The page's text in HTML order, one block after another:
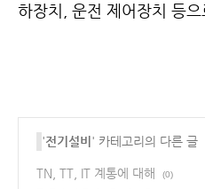
하장치, 운전 제어장치 등
'전기설비 ' 카테고리의 다른 글
TN, TT, IT 계통에 대해 (0)